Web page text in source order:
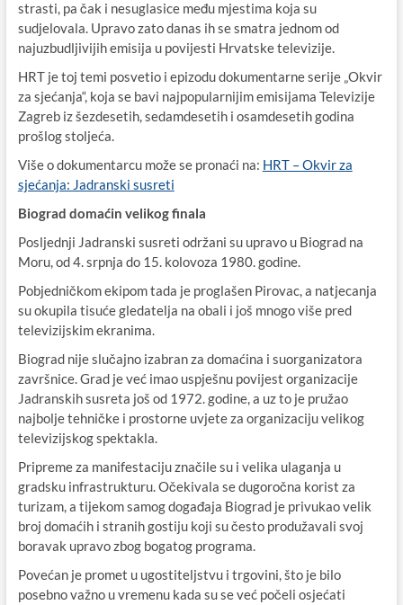
strasti, pa čak i nesuglasice među mjestima koja su
sudjelovala. Upravo zato danas ih se smatra jednom od
najuzbudljivijih emisija u povijesti Hrvatske televizije.
HRT je toj temi posvetio i epizodu dokumentarne serije „Okvir
za sjećanja“, koja se bavi najpopularnijim emisijama Televizije
Zagreb iz šezdesetih, sedamdesetih i osamdesetih godina
prošlog stoljeća.
Više o dokumentarcu može se pronaći na: HRT – Okvir za
sjećanja: Jadranski susreti
Biograd domaćin velikog finala
Posljednji Jadranski susreti održani su upravo u Biograd na
Moru, od 4. srpnja do 15. kolovoza 1980. godine.
Pobjedničkom ekipom tada je proglašen Pirovac, a natjecanja
su okupila tisuće gledatelja na obali i još mnogo više pred
televizijskim ekranima.
Biograd nije slučajno izabran za domaćina i suorganizatora
završnice. Grad je već imao uspješnu povijest organizacije
Jadranskih susreta još od 1972. godine, a uz to je pružao
najbolje tehničke i prostorne uvjete za organizaciju velikog
televizijskog spektakla.
Pripreme za manifestaciju značile su i velika ulaganja u
gradsku infrastrukturu. Očekivala se dugoročna korist za
turizam, a tijekom samog događaja Biograd je privukao velik
broj domaćih i stranih gostiju koji su često produžavali svoj
boravak upravo zbog bogatog programa.
Povećan je promet u ugostiteljstvu i trgovini, što je bilo
posebno važno u vremenu kada su se već počeli osjećati